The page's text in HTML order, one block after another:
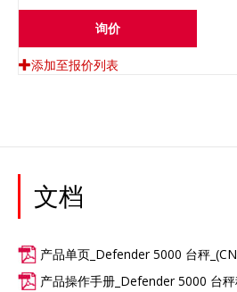
询价
添加至报价列表
文档
产品单页_Defender 5000 台秤
产品操作手册_Defender 5000 台秤